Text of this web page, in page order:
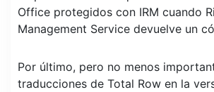
Office protegidos con IRM cuando
Management Service devuelve un
Por último, pero no menos
traducciones de Total Row en la